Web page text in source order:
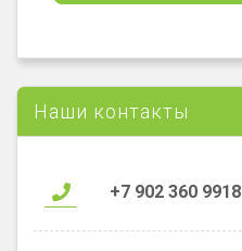
Наши контакты
+7 902 360 9918